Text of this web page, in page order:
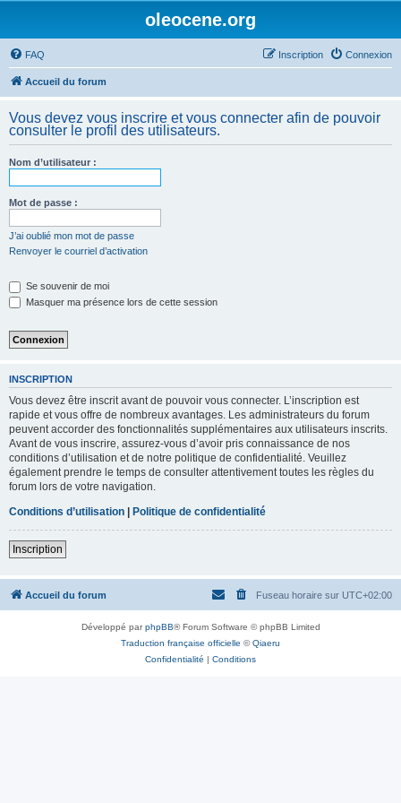
oleocene.org
FAQ Connexion
Inscription
Accueil du forum
Vous devez vous inscrire et vous connecter afin de pouvoir
consulter le profil des utilisateurs.
Nom d’utilisateur :
Mot de passe :
J’ai oublié mon mot de passe
Renvoyer le courriel d’activation
Se souvenir de moi
Masquer ma présence lors de cette session
INSCRIPTION
Vous devez être inscrit avant de pouvoir vous connecter. L’inscription est
rapide et vous offre de nombreux avantages. Les administrateurs du forum
peuvent accorder des fonctionnalités supplémentaires aux utilisateurs inscrits.
Avant de vous inscrire, assurez-vous d’avoir pris connaissance de nos
conditions d’utilisation et de notre politique de confidentialité. Veuillez
également prendre le temps de consulter attentivement toutes les règles du
forum lors de votre navigation.
Conditions d’utilisation | Politique de confidentialité
Inscription
Accueil du forum Fuseau horaire sur UTC+02:00
Développé parphpBB® Forum Software © phpBB Limited
Traduction française officielle ©Qiaeru
Confidentialité | Conditions